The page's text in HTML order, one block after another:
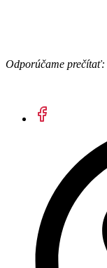
Odporúčame prečítať: